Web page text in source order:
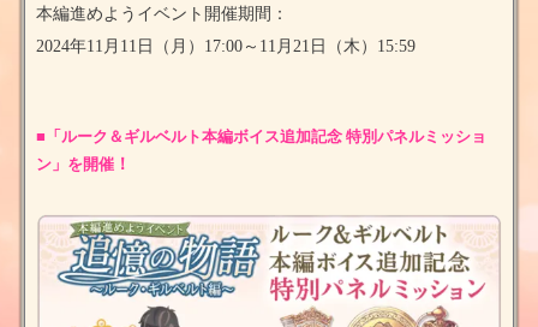
本編進めようイベント開催期間：
2024年11月11日（月）17:00～11月21日（木）15:59
■「ルーク＆ギルベルト本編ボイス追加記念 特別パネルミッショ
ン」を開催 ！